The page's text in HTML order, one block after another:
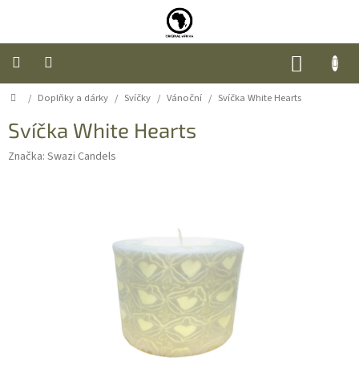
Úvod
Nábytek
Domů
/ Doplňky a dárky / Svíčky / Vánoční / Svíčka White Hearts
Svíčka White Hearts
Značka: Swazi Candels